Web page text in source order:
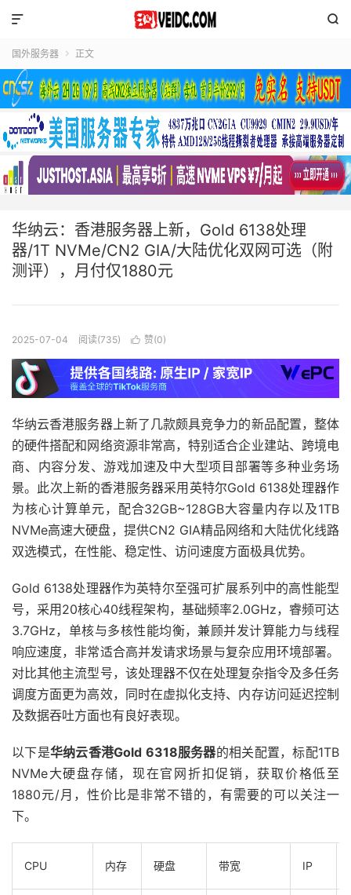


国外服务器  正文
华纳云：香港服务器上新，Gold 6138处理
器/1T NVMe/CN2 GIA/大陆优化双网可选（附
测评），月付仅1880元
2025-07-04 阅读(735)  赞(0)
华纳云香港服务器上新了几款颇具竞争力的新品配置，整体
的硬件搭配和网络资源非常高，特别适合企业建站、跨境电
商、内容分发、游戏加速及中大型项目部署等多种业务场
景。此次上新的香港服务器采用英特尔Gold 6138处理器作
为核心计算单元，配合32GB~128GB大容量内存以及1TB
NVMe高速大硬盘，提供CN2 GIA精品网络和大陆优化线路
双选模式，在性能、稳定性、访问速度方面极具优势。
Gold 6138处理器作为英特尔至强可扩展系列中的高性能型
号，采用20核心40线程架构，基础频率2.0GHz，睿频可达
3.7GHz，单核与多核性能均衡，兼顾并发计算能力与线程
响应速度，非常适合高并发请求场景与复杂应用环境部署。
对比其他主流型号，该处理器不仅在处理复杂指令及多任务
调度方面更为高效，同时在虚拟化支持、内存访问延迟控制
及数据吞吐方面也有良好表现。
以下是华纳云香港Gold 6318服务器的相关配置，标配1TB
NVMe大硬盘存储，现在官网折扣促销，获取价格低至
1880元/月，性价比是非常不错的，有需要的可以关注一
下。
CPU 内存 硬盘 带宽 IP